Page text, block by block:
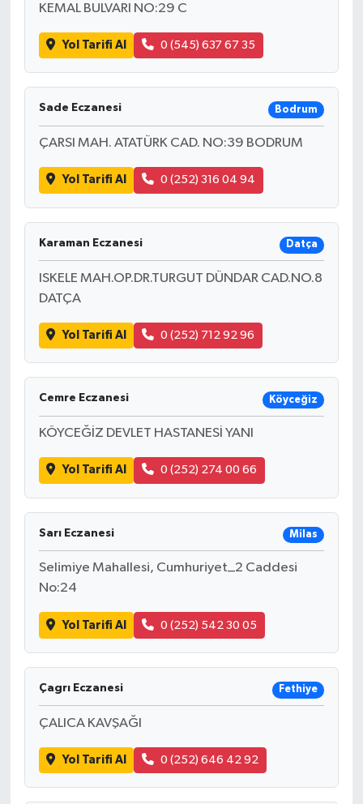
KEMAL BULVARI NO:29 C
Yol Tarifi Al 0 (545) 637 67 35
Sade Eczanesi Bodrum
ÇARSI MAH. ATATÜRK CAD. NO:39 BODRUM
Yol Tarifi Al 0 (252) 316 04 94
Karaman Eczanesi Datça
ISKELE MAH.OP.DR.TURGUT DÜNDAR CAD.NO.8
DATÇA
Yol Tarifi Al 0 (252) 712 92 96
Cemre Eczanesi Köyceğiz
KÖYCEĞİZ DEVLET HASTANESİ YANI
Yol Tarifi Al 0 (252) 274 00 66
Sarı Eczanesi Milas
Selimiye Mahallesi, Cumhuriyet_2 Caddesi
No:24
Yol Tarifi Al 0 (252) 542 30 05
Çagrı Eczanesi Fethiye
ÇALICA KAVŞAĞI
Yol Tarifi Al 0 (252) 646 42 92